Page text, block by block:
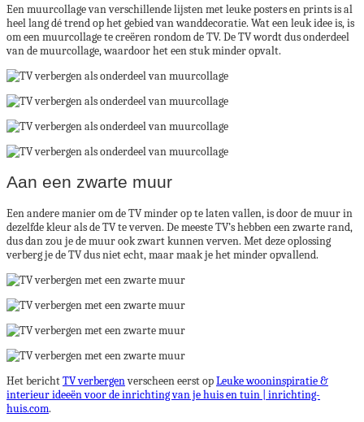
Een muurcollage van verschillende lijsten met leuke posters en prints is al
heel lang dé trend op het gebied van wanddecoratie. Wat een leuk idee is, is
om een muurcollage te creëren rondom de TV. De TV wordt dus onderdeel
van de muurcollage, waardoor het een stuk minder opvalt.
Aan een zwarte muur
Een andere manier om de TV minder op te laten vallen, is door de muur in
dezelfde kleur als de TV te verven. De meeste TV’s hebben een zwarte rand,
dus dan zou je de muur ook zwart kunnen verven. Met deze oplossing
verberg je de TV dus niet echt, maar maak je het minder opvallend.
Het berichtTV verbergenverscheen eerst opLeuke wooninspiratie &
interieur ideeën voor de inrichting van je huis en tuin | inrichting-
huis.com.